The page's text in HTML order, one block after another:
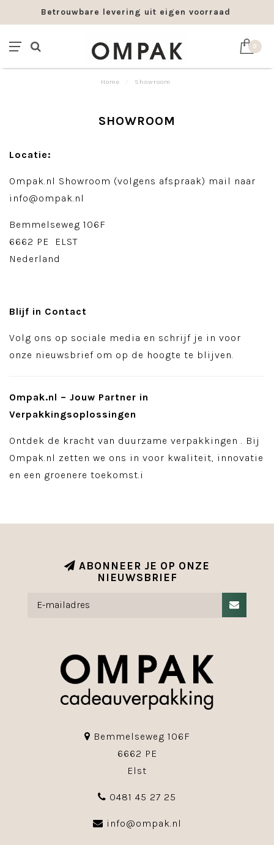
Betrouwbare levering uit eigen voorraad
0
Home Showroom
SHOWROOM
Locatie:
Ompak.nl Showroom (volgens afspraak) mail naar
info@ompak.nl
Bemmelseweg 106F
6662 PE ELST
Nederland
Blijf in Contact
Volg ons op sociale media en schrijf je in voor
onze nieuwsbrief om op de hoogte te blijven.
Ompak.nl – Jouw Partner in
Verpakkingsoplossingen
Ontdek de kracht van duurzame verpakkingen . Bij
Ompak.nl zetten we ons in voor kwaliteit, innovatie
en een groenere toekomst.i
ABONNEER JE OP ONZE
NIEUWSBRIEF
Bemmelseweg 106F
6662 PE
Elst
0481 45 27 25
info@ompak.nl